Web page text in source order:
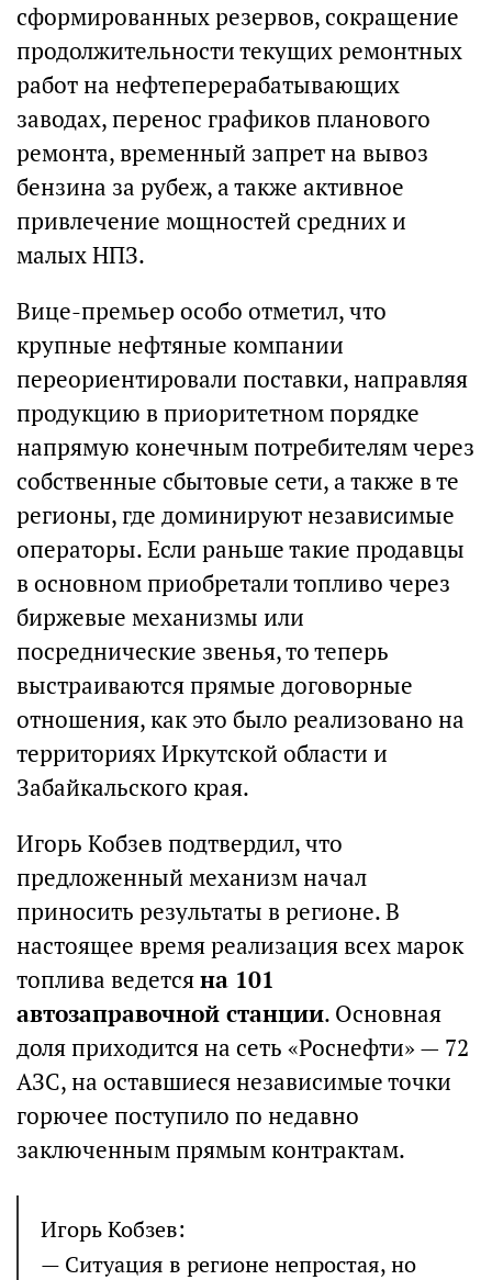
сформированных резервов, сокращение
продолжительности текущих ремонтных
работ на нефтеперерабатывающих
заводах, перенос графиков планового
ремонта, временный запрет на вывоз
бензина за рубеж, а также активное
привлечение мощностей средних и
малых НПЗ.
Вице-премьер особо отметил, что
крупные нефтяные компании
переориентировали поставки, направляя
продукцию в приоритетном порядке
напрямую конечным потребителям через
собственные сбытовые сети, а также в те
регионы, где доминируют независимые
операторы. Если раньше такие продавцы
в основном приобретали топливо через
биржевые механизмы или
посреднические звенья, то теперь
выстраиваются прямые договорные
отношения, как это было реализовано на
территориях Иркутской области и
Забайкальского края.
Игорь Кобзев подтвердил, что
предложенный механизм начал
приносить результаты в регионе. В
настоящее время реализация всех марок
топлива ведетсяна 101
автозаправочной станции. Основная
доля приходится на сеть «Роснефти» — 72
АЗС, на оставшиеся независимые точки
горючее поступило по недавно
заключенным прямым контрактам.
Игорь Кобзев:
— Ситуация в регионе непростая, но